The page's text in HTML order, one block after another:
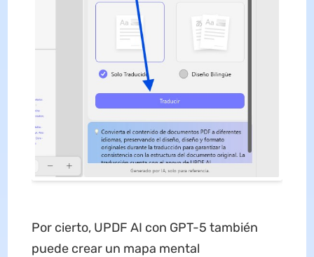
Por cierto, UPDF AI con GPT-5 también
puede crear un mapa mental